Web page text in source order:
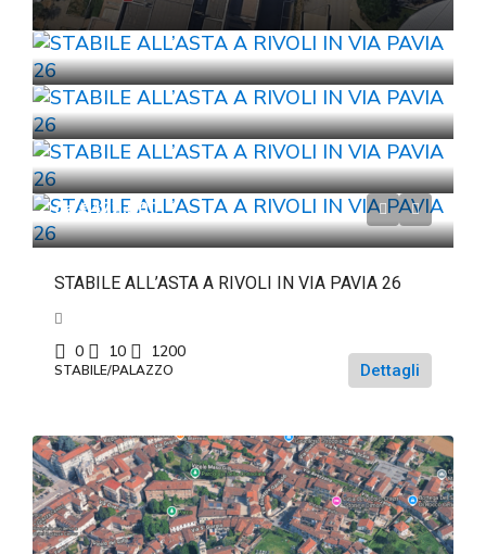
da€472.500
STABILE ALL’ASTA A RIVOLI IN VIA PAVIA 26
0 10 1200
STABILE/PALAZZO Dettagli